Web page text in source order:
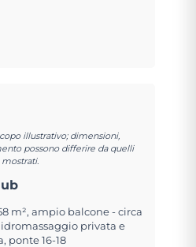
illustrativo; dimensioni,
possono differire da quelli
mostrati.
m², ampio balcone - circa
idromassaggio privata e
ponte 16-18